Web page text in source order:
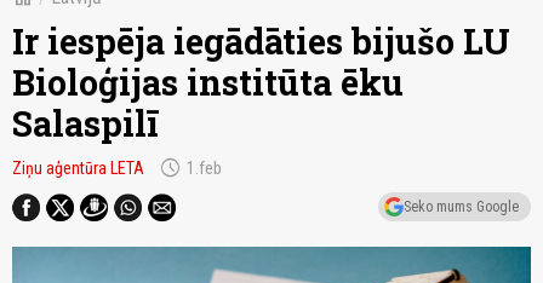
Ir iespēja iegādāties bijušo LU
Bioloģijas institūta ēku
Salaspilī
Ziņu aģentūra LETA schedule 1.feb
Seko mums Google